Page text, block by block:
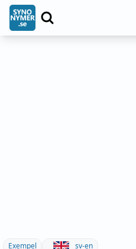
Exempel sv-en